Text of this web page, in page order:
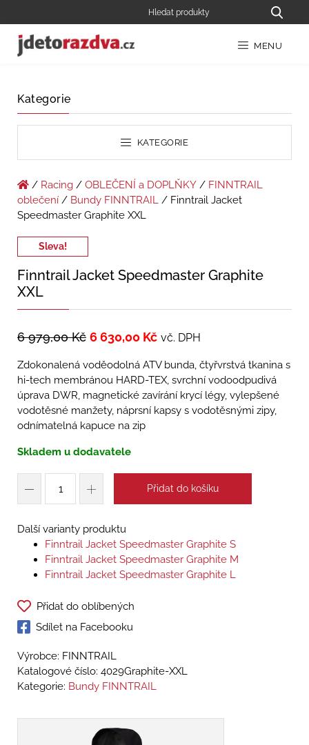
MENU
Kategorie
KATEGORIE
/ Racing / OBLEČENÍ a DOPLŇKY / FINNTRAIL
oblečení / Bundy FINNTRAIL / Finntrail Jacket
Speedmaster Graphite XXL
Sleva!
Finntrail Jacket Speedmaster Graphite
XXL
6 979,00Kč 6 630,00 Kč vč. DPH
Zdokonalená voděodolná ATV bunda, čtyřvrstvá tkanina s
hi-tech membránou HARD-TEX, svrchní vodoodpudivá
úprava DWR, magnetické zavírání krycí légy, vylepšené
vodotěsné manžety, náprsní kapsy s vodotěsnými zipy,
odnímatelná kapuce na zip
Skladem u dodavatele
Přidat do košíku
Další varianty produktu
Finntrail Jacket Speedmaster Graphite S
Finntrail Jacket Speedmaster Graphite M
Finntrail Jacket Speedmaster Graphite L
Přidat do oblíbených
Sdílet na Facebooku
Výrobce: FINNTRAIL
Katalogové číslo: 4029Graphite-XXL
Kategorie: Bundy FINNTRAIL